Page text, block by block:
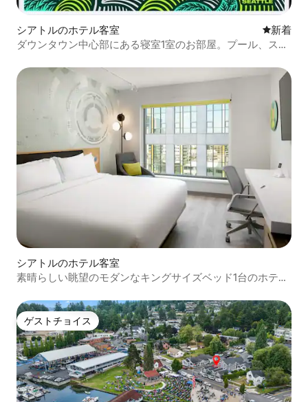
シアトルのホテル客室 新しい宿
新着
ダウンタウン中心部にある寝室1室のお部屋。プール、ス
シアトルのホテル客室
素晴らしい眺望のモダンなキングサイズベッド1台のホテル
ゲストチョイス
ゲストチョイス